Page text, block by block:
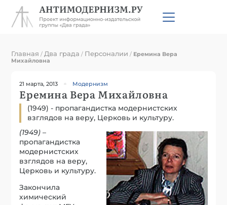
Главная / Два града / Персоналии / Еремина Вера
Михайловна
21 марта, 2013 Модернизм
Еремина Вера Михайловна
(1949) - пропагандистка модернистских
взглядов на веру, Церковь и культуру.
(1949) –
пропагандистка
модернистских
взглядов на веру,
Церковь и культуру.
Закончила
химический